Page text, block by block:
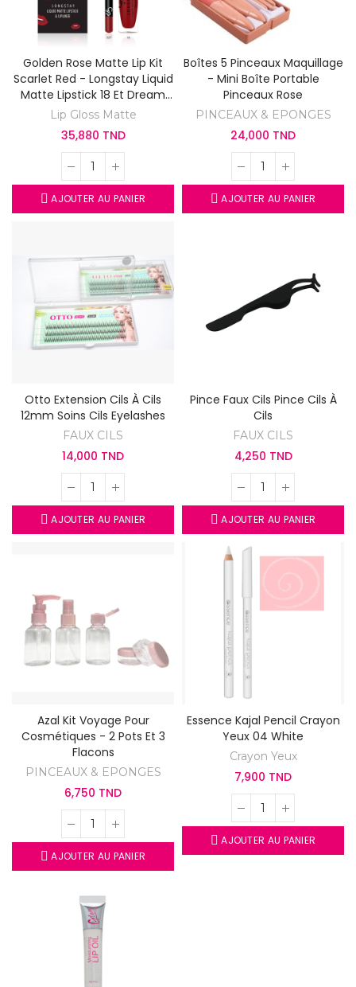
Golden Rose Matte Lip Kit
Scarlet Red - Longstay Liquid
Matte Lipstick 18 Et Dream
Lips Lipliner 527
Lip Gloss Matte
35,880 TND
AJOUTER AU PANIER
Boîtes 5 Pinceaux Maquillage
- Mini Boîte Portable
Pinceaux Rose
PINCEAUX & EPONGES
24,000 TND
AJOUTER AU PANIER
Otto Extension Cils À Cils
12mm Soins Cils Eyelashes
FAUX CILS
14,000 TND
AJOUTER AU PANIER
Pince Faux Cils Pince Cils À
Cils
FAUX CILS
4,250 TND
AJOUTER AU PANIER
Azal Kit Voyage Pour
Cosmétiques - 2 Pots Et 3
Flacons
PINCEAUX & EPONGES
6,750 TND
AJOUTER AU PANIER
Essence Kajal Pencil Crayon
Yeux 04 White
Crayon Yeux
7,900 TND
AJOUTER AU PANIER